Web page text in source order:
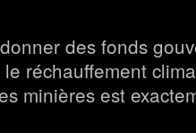
des fonds
réchauffement
minières est